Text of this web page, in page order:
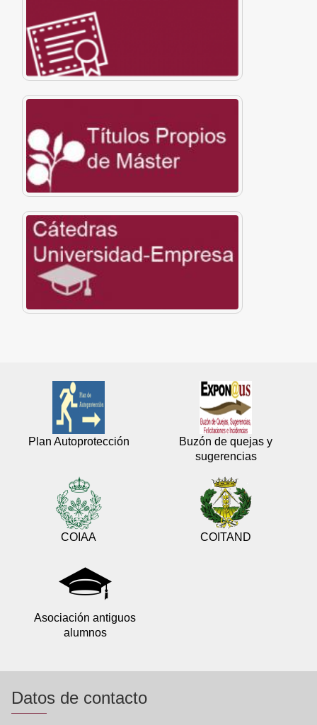
Plan Autoprotección
Buzón de quejas y
sugerencias
COIAA COITAND
Asociación antiguos
alumnos
Datos de contacto